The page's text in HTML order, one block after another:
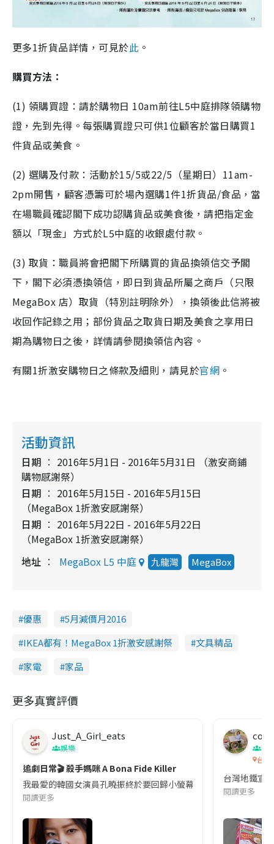
更多1折貨品詳情，可見於此 。
購買方法：
(1) 領購買證：請於購物日 10am前往L5中庭排隊領購物
證，先到先得。每張購買證只可供1位顧客於當日購買1
件貨品或美食。
(2) 選購及付款：活動於15/5或22/5（星期日）11am-
2pm開售，顧客憑籌可於場內選購1件1折貨品/食品，當
在場職員確認閣下成功認購貨品或美食後，請把指定金
額以「現金」方式於L5中庭的收銀處付款。
(3) 取貨：職員將會把閣下所購買的貨品換領信交予閣
下，閣下必須憑換領信，即日到貨品所屬之商戶（只限
MegaBox 店）取貨（特別註明除外），換領後此信將被
收回作記錄之用；部份貨品之取貨日期及美食之享用日
期為購物日之後，詳情請參閱換領信內容。
有關1折激安購物日之條款及細則，請見於官網 。
活動資訊
日期
2016年5月1日 - 2016年5月31日 （激安商鋪
購物感謝祭）
日期
2016年5月15日 - 2016年5月15日
（MegaBox 1折激安感謝祭）
日期
2016年5月22日 - 2016年5月22日
（MegaBox 1折激安感謝祭）
地址
MegaBox L5 中庭 九龍灣 MegaBox
優惠
5月減價月2016
IKEA都有！MegaBox 1折激安感謝祭
文具精品
家電
家品
更多真實評價
Just_A_Girl_eats
娛樂
追劇日常🎬 殺手媽咪 A Bona Fide Killer
我最愛的韓國女演員孔曉振終於要回歸小螢幕啦!這次的劇本改編
閱讀更多
co
吹
台灣
台灣地鐵宣
閱讀更多